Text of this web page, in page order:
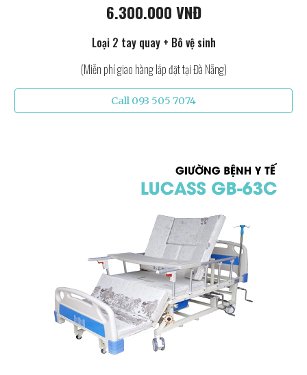
6.300.000 VNĐ
Loại 2 tay quay + Bô vệ sinh
(Miễn phí giao hàng lắp đặt tại Đà Nẵng)
Call 093 505 7074